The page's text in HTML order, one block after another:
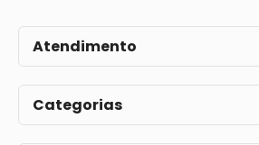
Categorias
Atendimento